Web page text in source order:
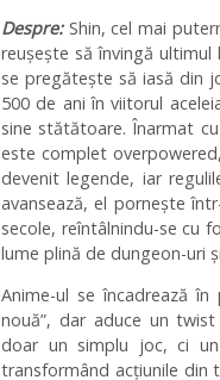
Despre: Shin, cel mai
reușește să învingă
se pregătește să iasă din
500 de ani în viitorul
sine stătătoare. Înarmat
este complet
devenit legende, iar
avansează, el pornește
secole, reîntâlnindu-se cu
lume plină de dungeon-uri
Anime-ul se încadrează
nouă”, dar aduce un
doar un simplu joc, ci
transformând acțiunile din